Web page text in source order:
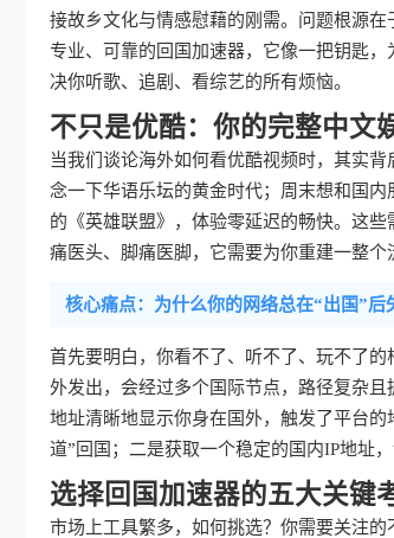
接故乡文化与情感慰藉的刚需。问题根源
专业、可靠的回国加速器，它像一把钥匙
决你听歌、追剧、看综艺的所有烦恼。
不只是优酷：你的完整中文
当我们谈论海外如何看优酷视频时，其实
念一下华语乐坛的黄金时代；周末想和国
的《英雄联盟》，体验零延迟的畅快。这
痛医头、脚痛医脚，它需要为你重建一整个
核心痛点：为什么你的网络总在“出国”后
首先要明白，你看不了、听不了、玩不了
外发出，会经过多个国际节点，路径复杂
地址清晰地显示你身在国外，触发了平台
道”回国；二是获取一个稳定的国内IP地址，
选择回国加速器的五大关键
市场上工具繁多，如何挑选？你需要关注的